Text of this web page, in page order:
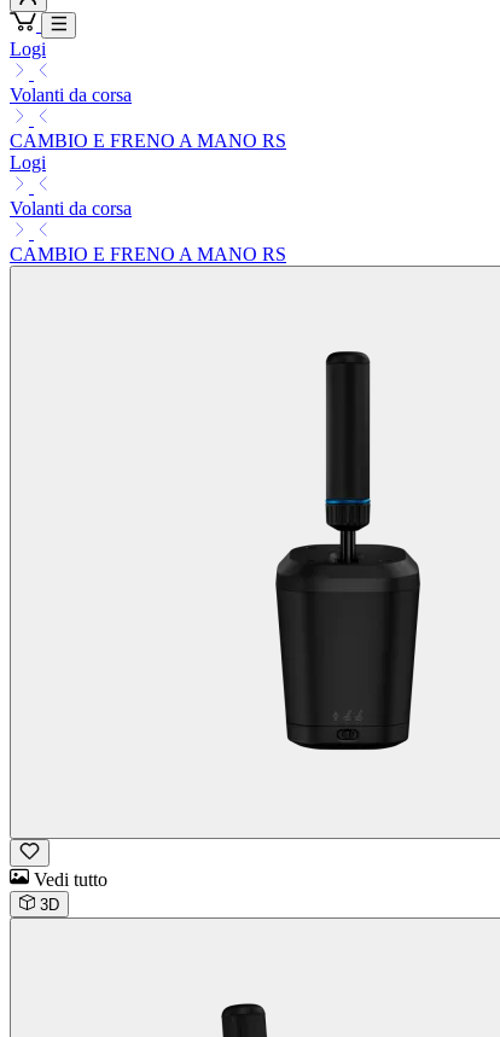
Logi
Volanti da corsa
CAMBIO E FRENO A MANO RS
Logi
Volanti da corsa
CAMBIO E FRENO A MANO RS
Vedi tutto
3D